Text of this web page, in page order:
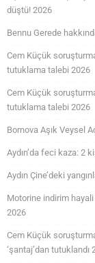
düştü! 2026
Bennu Gerede
Cem Küçük
tutuklama talebi 2026
Cem Küçük
tutuklama talebi 2026
Bornova Aşık Veysel
Aydın’da feci kaza: 2
Aydın Çine’deki
Motorine indirim
2026
Cem Küçük
‘şantaj’dan tutuklandı